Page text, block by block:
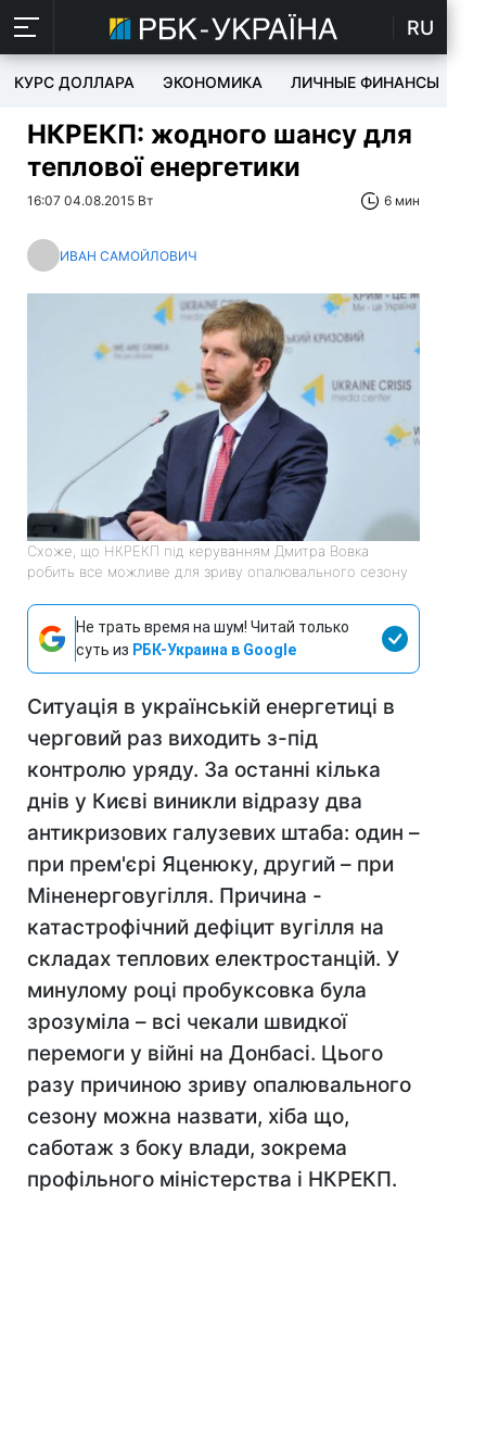
RU
КУРС ДОЛЛАРА ЭКОНОМИКА ЛИЧНЫЕ ФИНАНСЫ
НКРЕКП: жодного шансу для
теплової енергетики
16:07 04.08.2015 Вт 6 мин
ИВАН САМОЙЛОВИЧ
Схоже, що НКРЕКП під керуванням Дмитра Вовка
робить все можливе для зриву опалювального сезону
Не трать время на шум! Читай только
суть из РБК-Украина в Google
Ситуація в українській енергетиці в
черговий раз виходить з-під
контролю уряду. За останні кілька
днів у Києві виникли відразу два
антикризових галузевих штаба: один –
при прем'єрі Яценюку, другий – при
Міненерговугілля. Причина -
катастрофічний дефіцит вугілля на
складах теплових електростанцій. У
минулому році пробуксовка була
зрозуміла – всі чекали швидкої
перемоги у війні на Донбасі. Цього
разу причиною зриву опалювального
сезону можна назвати, хіба що,
саботаж з боку влади, зокрема
профільного міністерства і НКРЕКП.